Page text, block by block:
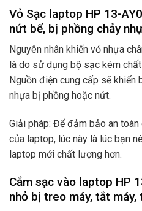
Vỏ Sạc laptop HP 13-
nứt bể, bị phồng chảy
Nguyên nhân khiến vỏ nhựa
là do sử dụng bộ sạc kém
Nguồn điện cung cấp sẽ khiến
nhựa bị phồng hoặc nứt.
Giải pháp: Để đảm bảo an
của laptop, lúc này là lúc bạn
laptop mới chất lượng hơn.
Cắm sạc vào laptop HP
nhỏ bị treo máy, tắt